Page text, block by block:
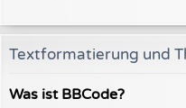
Textformatierung und
Was ist BBCode?